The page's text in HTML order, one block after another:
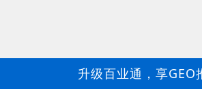
升级百业通，享GEO